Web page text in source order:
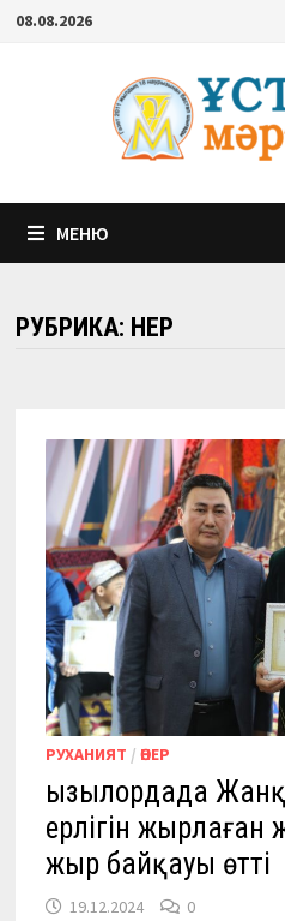
Перейти
содержимому
08.08.2026
МЕНЮ
РУБРИКА: ӨНЕР
РУХАНИЯТ / ӨНЕР
Қызылордада
ерлігін
жыр байқауы өтті
19.12.2024 0